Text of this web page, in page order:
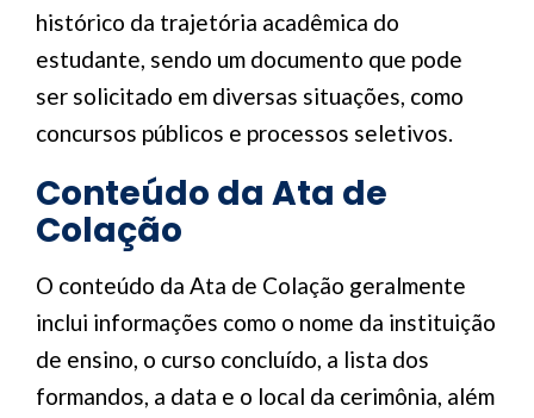
histórico da trajetória acadêmica do
estudante, sendo um documento que pode
ser solicitado em diversas situações, como
concursos públicos e processos seletivos.
Conteúdo da Ata de
Colação
O conteúdo da Ata de Colação geralmente
inclui informações como o nome da instituição
de ensino, o curso concluído, a lista dos
formandos, a data e o local da cerimônia, além